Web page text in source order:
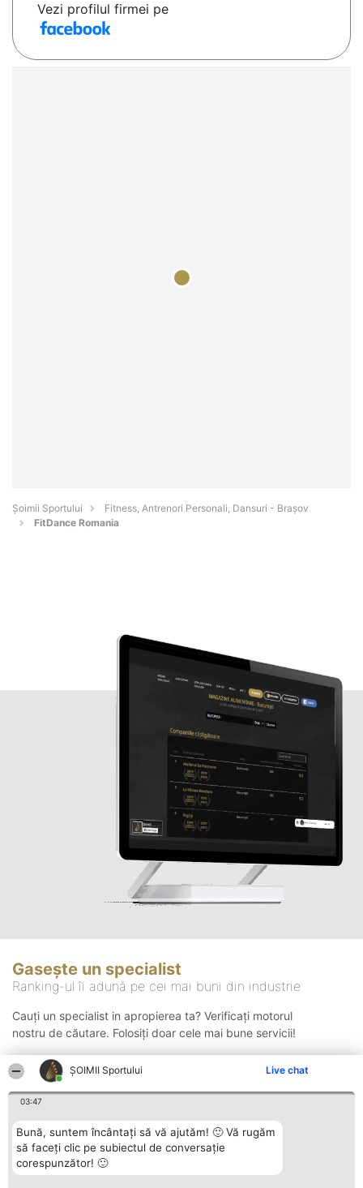
ȘOIMII Sportului Live chat
03:47
Bună, suntem încântați să vă ajutăm! 🙂 Vă rugăm
să faceți clic pe subiectul de conversație
corespunzător! 🙂
Vezi profilul firmei pe
Șoimii Sportului
Fitness, Antrenori Personali, Dansuri - Braşov
FitDance Romania
Gasește un specialist
Ranking-ul îi adună pe cei mai buni din industrie
Cauți un specialist in apropierea ta? Verificați motorul
nostru de căutare. Folosiți doar cele mai bune servicii!